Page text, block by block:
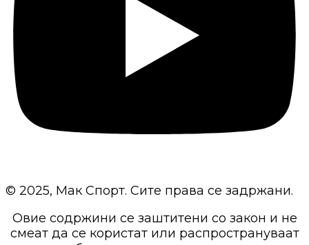
© 2025, Мак Спорт. Сите права се задржани.
Овие содржини се заштитени со закон и не
смеат да се користат или распространуваат